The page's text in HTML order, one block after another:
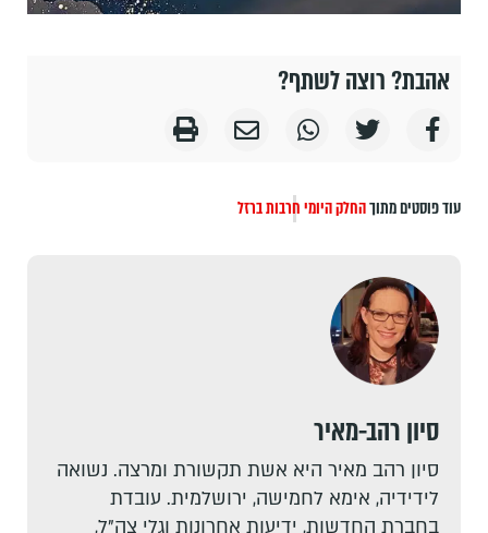
אהבת? רוצה לשתף?
עוד פוסטים מתוךהחלק היומיחרבות ברזל
סיון רהב-מאיר
סיון רהב מאיר היא אשת תקשורת ומרצה. נשואה
לידידיה, אימא לחמישה, ירושלמית. עובדת
בחברת החדשות, ידיעות אחרונות וגלי צה"ל,